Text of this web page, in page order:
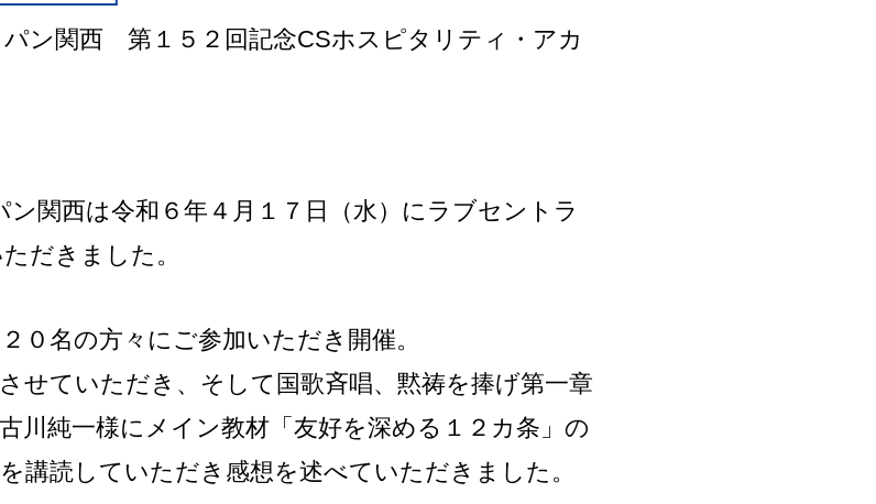
ン関西 第１５２回記念CSホスピタリティ・アカ
関西は令和６年４月１７日（水）にラブセントラ
だきました。
０名の方々にご参加いただき開催。
せていただき、そして国歌斉唱、黙祷を捧げ第一章
川純一様にメイン教材「友好を深める１２カ条」の
講読していただき感想を述べていただきました。